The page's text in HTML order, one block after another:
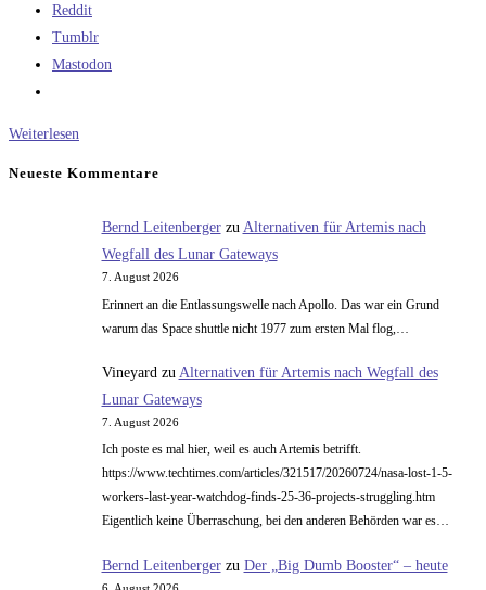
Reddit
Tumblr
Mastodon
Weiterlesen
Neueste Kommentare
Bernd Leitenbergerzu Alternativen für Artemis nach
Wegfall des Lunar Gateways
7. August 2026
Erinnert an die Entlassungswelle nach Apollo. Das war ein Grund
warum das Space shuttle nicht 1977 zum ersten Mal flog,…
Vineyard zu Alternativen für Artemis nach Wegfall des
Lunar Gateways
7. August 2026
Ich poste es mal hier, weil es auch Artemis betrifft.
https://www.techtimes.com/articles/321517/20260724/nasa-lost-1-5-
workers-last-year-watchdog-finds-25-36-projects-struggling.htm
Eigentlich keine Überraschung, bei den anderen Behörden war es…
Bernd Leitenbergerzu Der „Big Dumb Booster“ – heute